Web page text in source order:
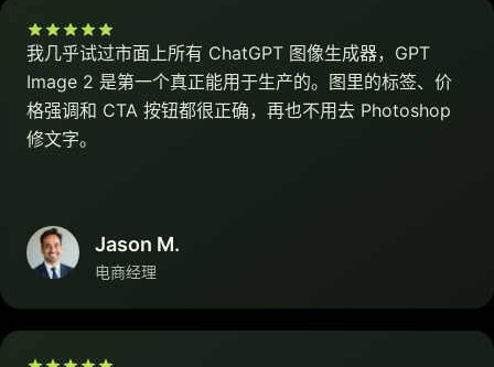
我几乎试过市面上所有 ChatGPT 图像生成器，GPT
Image 2 是第一个真正能用于生产的。图里的标签、价
格强调和 CTA 按钮都很正确，再也不用去 Photoshop
修文字。
Jason M.
电商经理